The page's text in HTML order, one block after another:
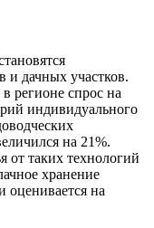
и дачных участков.
регионе спрос на
индивидуального
на 21%.
таких технологий
хранение
оценивается на